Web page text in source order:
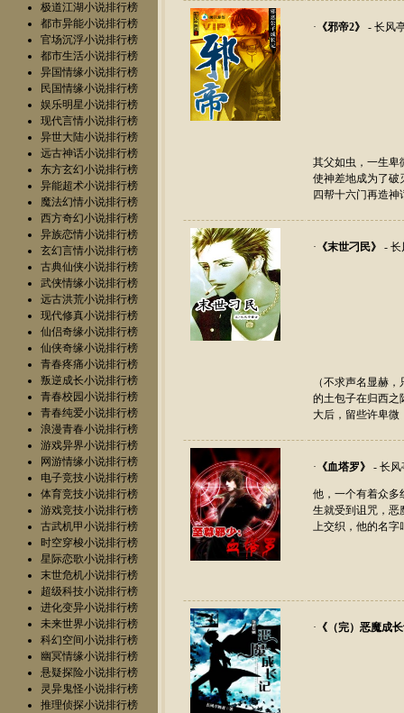
极道江湖小说排行榜
都市异能小说排行榜
官场沉浮小说排行榜
都市生活小说排行榜
异国情缘小说排行榜
民国情缘小说排行榜
娱乐明星小说排行榜
现代言情小说排行榜
异世大陆小说排行榜
远古神话小说排行榜
东方玄幻小说排行榜
异能超术小说排行榜
魔法幻情小说排行榜
西方奇幻小说排行榜
异族恋情小说排行榜
玄幻言情小说排行榜
古典仙侠小说排行榜
武侠情缘小说排行榜
远古洪荒小说排行榜
现代修真小说排行榜
仙侣奇缘小说排行榜
仙侠奇缘小说排行榜
青春疼痛小说排行榜
叛逆成长小说排行榜
青春校园小说排行榜
青春纯爱小说排行榜
浪漫青春小说排行榜
游戏异界小说排行榜
网游情缘小说排行榜
电子竞技小说排行榜
体育竞技小说排行榜
游戏竞技小说排行榜
古武机甲小说排行榜
时空穿梭小说排行榜
星际恋歌小说排行榜
末世危机小说排行榜
超级科技小说排行榜
进化变异小说排行榜
未来世界小说排行榜
科幻空间小说排行榜
幽冥情缘小说排行榜
悬疑探险小说排行榜
灵异鬼怪小说排行榜
推理侦探小说排行榜
· 《邪帝2》 - 长风
其父如虫，一生卑
使神差地成为了破
四帮十六门再造
· 《末世刁民》 - 长
（不求声名显赫
的土包子在归西之
大后，留些许卑
· 《血塔罗》 - 长风
他，一个有着众多
生就受到诅咒，恶
上交织，他的名字
· 《 （完）恶魔成